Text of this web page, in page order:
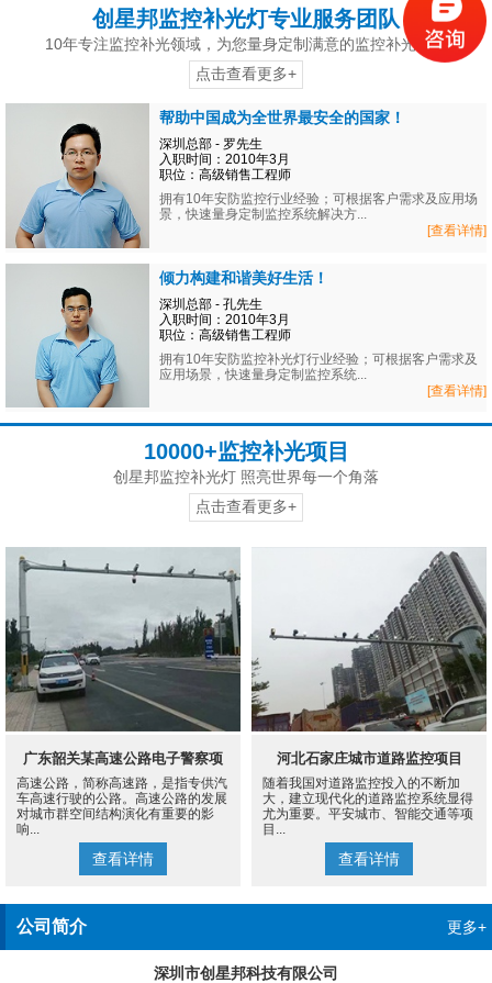
创星邦监控补光灯专业服务团队
10年专注监控补光领域，为您量身定制满意的监控补光方案
点击查看更多+
帮助中国成为全世界最安全的国家！
深圳总部 - 罗先生
入职时间：2010年3月
职位：高级销售工程师
拥有10年安防监控行业经验；可根据客户需求及应用场
景，快速量身定制监控系统解决方...
[查看详情]
倾力构建和谐美好生活！
深圳总部 - 孔先生
入职时间：2010年3月
职位：高级销售工程师
拥有10年安防监控补光灯行业经验；可根据客户需求及
应用场景，快速量身定制监控系统...
[查看详情]
10000+监控补光项目
创星邦监控补光灯 照亮世界每一个角落
点击查看更多+
广东韶关某高速公路电子警察项
目
高速公路，简称高速路，是指专供汽
车高速行驶的公路。高速公路的发展
对城市群空间结构演化有重要的影
响...
查看详情
河北石家庄城市道路监控项目
随着我国对道路监控投入的不断加
大，建立现代化的道路监控系统显得
尤为重要。平安城市、智能交通等项
目...
查看详情
公司简介 更多+
深圳市创星邦科技有限公司